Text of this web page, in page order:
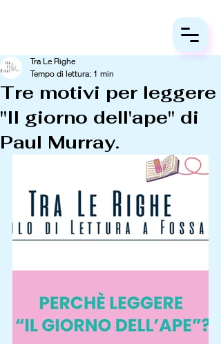
Tre motivi per leggere
"Il giorno dell'ape" di
Paul Murray.
Tra Le Righe
Tempo di lettura: 1 min